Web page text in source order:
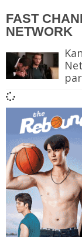
FAST
NETWORK